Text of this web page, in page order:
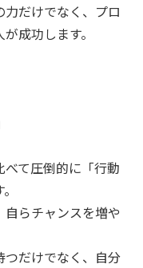
だけでなく、プロ
成功します。
て圧倒的に「行動
らチャンスを増や
だけでなく、自分